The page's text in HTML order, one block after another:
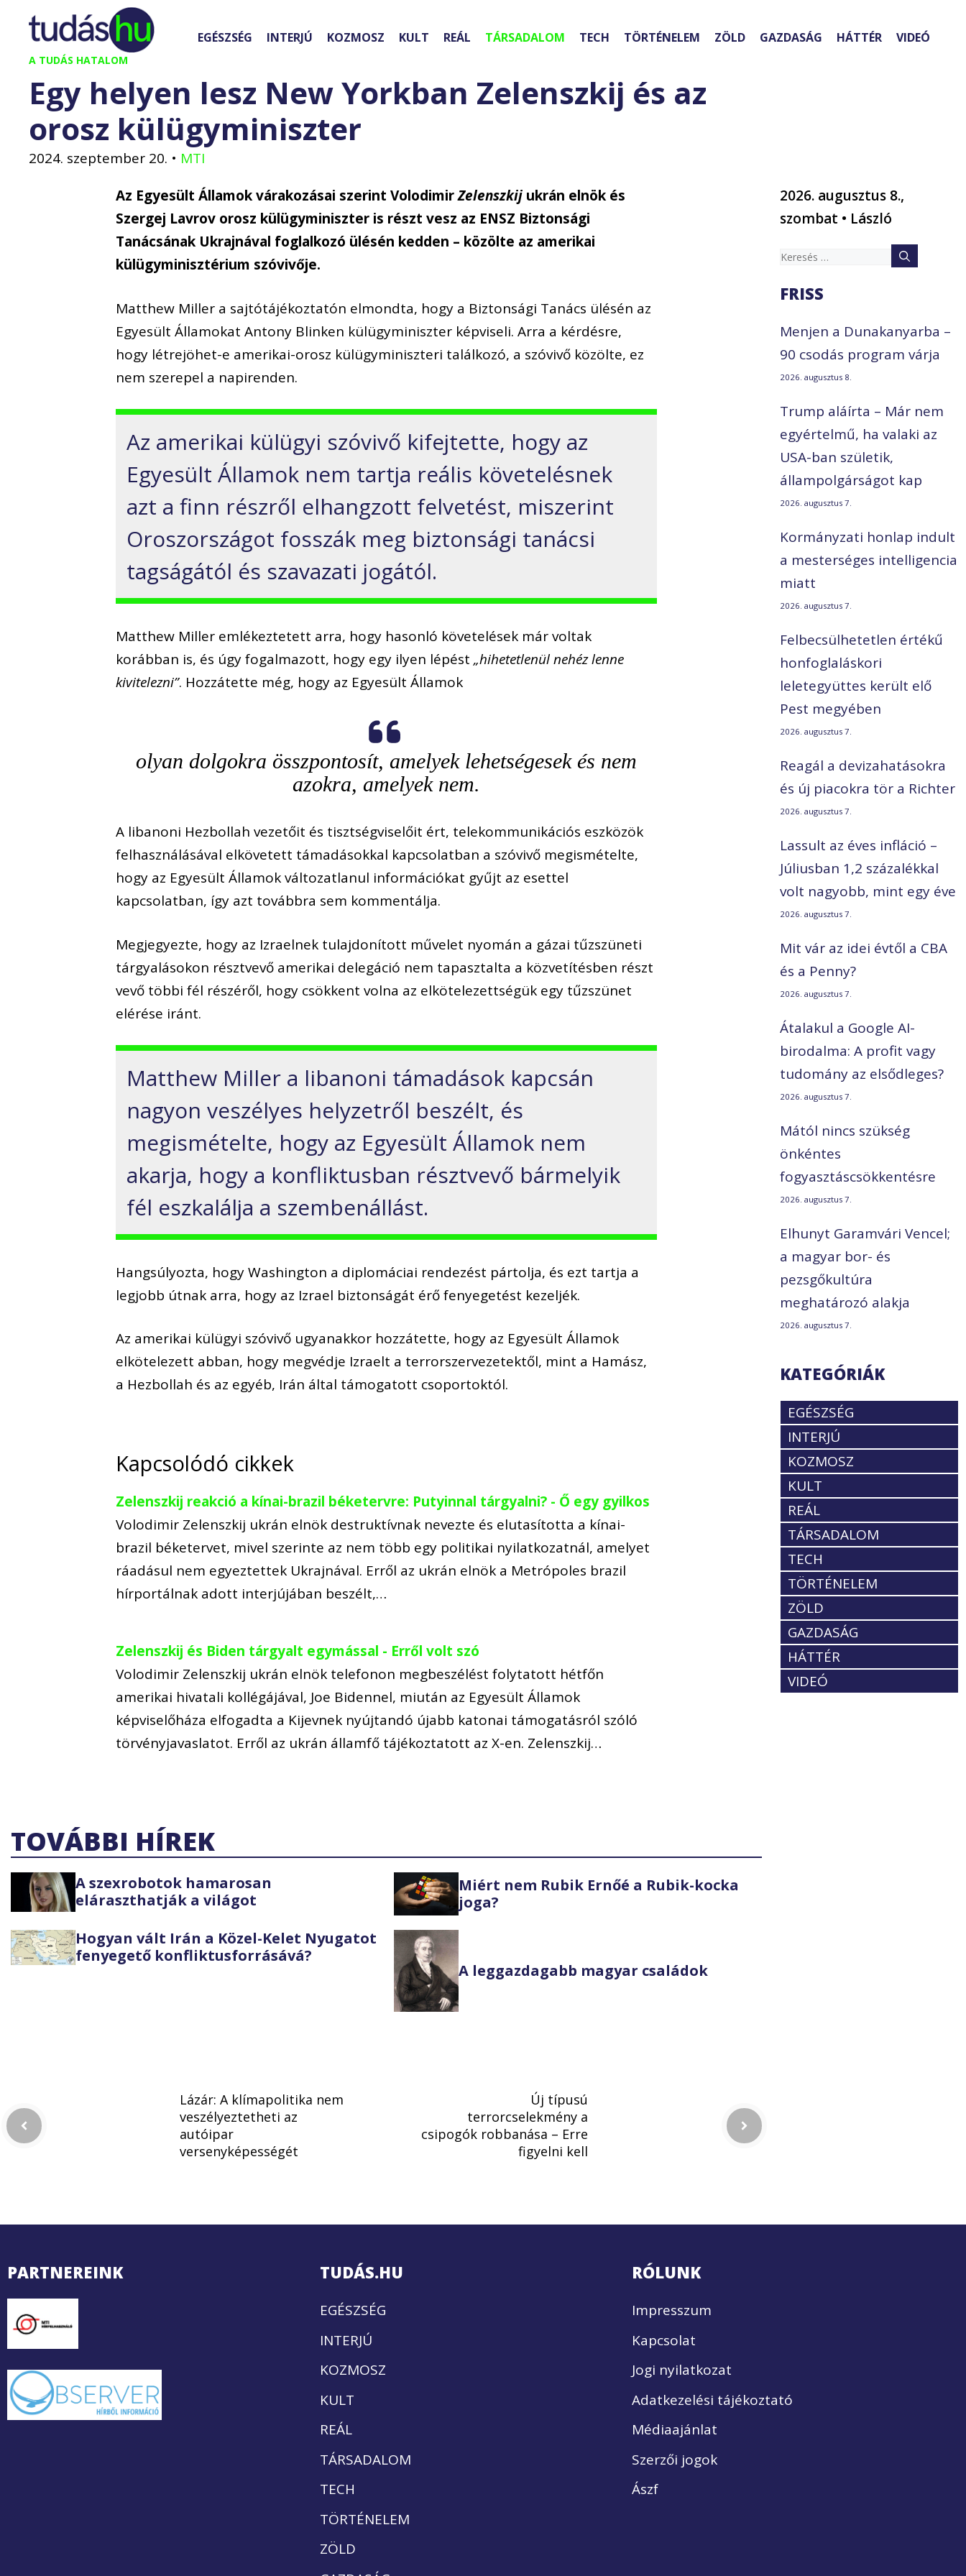
Kilépés
tartalomba
A TUDÁS HATALOM
EGÉSZSÉG INTERJÚ KOZMOSZ KULT REÁL TÁRSADALOM TECH TÖRTÉNELEM ZÖLD GAZDASÁG HÁTTÉR VIDEÓ
Egy helyen lesz New Yorkban Zelenszkij és az
orosz külügyminiszter
2024. szeptember 20. • MTI
Az Egyesült Államok várakozásai szerint VolodimirZelenszkij ukrán elnök és
Szergej Lavrov orosz külügyminiszter is részt vesz az ENSZ Biztonsági
Tanácsának Ukrajnával foglalkozó ülésén kedden – közölte az amerikai
külügyminisztérium szóvivője.
Matthew Miller a sajtótájékoztatón elmondta, hogy a Biztonsági Tanács ülésén az
Egyesült Államokat Antony Blinken külügyminiszter képviseli. Arra a kérdésre,
hogy létrejöhet-e amerikai-orosz külügyminiszteri találkozó, a szóvivő közölte, ez
nem szerepel a napirenden.
Az amerikai külügyi szóvivő kifejtette, hogy az
Egyesült Államok nem tartja reális követelésnek
azt a finn részről elhangzott felvetést, miszerint
Oroszországot fosszák meg biztonsági tanácsi
tagságától és szavazati jogától.
Matthew Miller emlékeztetett arra, hogy hasonló követelések már voltak
korábban is, és úgy fogalmazott, hogy egy ilyen lépést„hihetetlenül nehéz lenne
kivitelezni”. Hozzátette még, hogy az Egyesült Államok
olyan dolgokra összpontosít, amelyek lehetségesek és nem
azokra, amelyek nem.
A libanoni Hezbollah vezetőit és tisztségviselőit ért, telekommunikációs eszközök
felhasználásával elkövetett támadásokkal kapcsolatban a szóvivő megismételte,
hogy az Egyesült Államok változatlanul információkat gyűjt az esettel
kapcsolatban, így azt továbbra sem kommentálja.
Megjegyezte, hogy az Izraelnek tulajdonított művelet nyomán a gázai tűzszüneti
tárgyalásokon résztvevő amerikai delegáció nem tapasztalta a közvetítésben részt
vevő többi fél részéről, hogy csökkent volna az elkötelezettségük egy tűzszünet
elérése iránt.
Matthew Miller a libanoni támadások kapcsán
nagyon veszélyes helyzetről beszélt, és
megismételte, hogy az Egyesült Államok nem
akarja, hogy a konfliktusban résztvevő bármelyik
fél eszkalálja a szembenállást.
Hangsúlyozta, hogy Washington a diplomáciai rendezést pártolja, és ezt tartja a
legjobb útnak arra, hogy az Izrael biztonságát érő fenyegetést kezeljék.
Az amerikai külügyi szóvivő ugyanakkor hozzátette, hogy az Egyesült Államok
elkötelezett abban, hogy megvédje Izraelt a terrorszervezetektől, mint a Hamász,
a Hezbollah és az egyéb, Irán által támogatott csoportoktól.
Kapcsolódó cikkek
Zelenszkij reakció a kínai-brazil béketervre: Putyinnal tárgyalni? - Ő egy gyilkos
Volodimir Zelenszkij ukrán elnök destruktívnak nevezte és elutasította a kínai-
brazil béketervet, mivel szerinte az nem több egy politikai nyilatkozatnál, amelyet
ráadásul nem egyeztettek Ukrajnával. Erről az ukrán elnök a Metrópoles brazil
hírportálnak adott interjújában beszélt,…
Zelenszkij és Biden tárgyalt egymással - Erről volt szó
Volodimir Zelenszkij ukrán elnök telefonon megbeszélést folytatott hétfőn
amerikai hivatali kollégájával, Joe Bidennel, miután az Egyesült Államok
képviselőháza elfogadta a Kijevnek nyújtandó újabb katonai támogatásról szóló
törvényjavaslatot. Erről az ukrán államfő tájékoztatott az X-en. Zelenszkij…
TOVÁBBI HÍREK
A szexrobotok hamarosan
eláraszthatják a világot
Miért nem Rubik Ernőé a Rubik-kocka
joga?
Hogyan vált Irán a Közel-Kelet Nyugatot
fenyegető konfliktusforrásává?
A leggazdagabb magyar családok
2026. augusztus 8.,
szombat • László
Keresés:
FRISS
Menjen a Dunakanyarba –
90 csodás program várja
2026. augusztus 8.
Trump aláírta – Már nem
egyértelmű, ha valaki az
USA-ban születik,
állampolgárságot kap
2026. augusztus 7.
Kormányzati honlap indult
a mesterséges intelligencia
miatt
2026. augusztus 7.
Felbecsülhetetlen értékű
honfoglaláskori
leletegyüttes került elő
Pest megyében
2026. augusztus 7.
Reagál a devizahatásokra
és új piacokra tör a Richter
2026. augusztus 7.
Lassult az éves infláció –
Júliusban 1,2 százalékkal
volt nagyobb, mint egy éve
2026. augusztus 7.
Mit vár az idei évtől a CBA
és a Penny?
2026. augusztus 7.
Átalakul a Google AI-
birodalma: A profit vagy
tudomány az elsődleges?
2026. augusztus 7.
Mától nincs szükség
önkéntes
fogyasztáscsökkentésre
2026. augusztus 7.
Elhunyt Garamvári Vencel;
a magyar bor- és
pezsgőkultúra
meghatározó alakja
2026. augusztus 7.
KATEGÓRIÁK
EGÉSZSÉG
INTERJÚ
KOZMOSZ
KULT
REÁL
TÁRSADALOM
TECH
TÖRTÉNELEM
ZÖLD
GAZDASÁG
HÁTTÉR
VIDEÓ
Lázár: A klímapolitika nem
veszélyeztetheti az
autóipar
versenyképességét
Új típusú
terrorcselekmény a
csipogók robbanása – Erre
figyelni kell
PARTNEREINK TUDÁS.HU
EGÉSZSÉG
INTERJÚ
KOZMOSZ
KULT
REÁL
TÁRSADALOM
TECH
TÖRTÉNELEM
ZÖLD
RÓLUNK
Impresszum
Kapcsolat
Jogi nyilatkozat
Adatkezelési tájékoztató
Médiaajánlat
Szerzői jogok
Ászf